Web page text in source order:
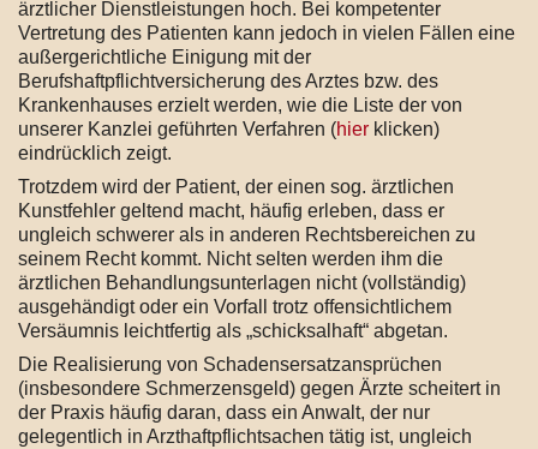
ärztlicher Dienstleistungen hoch. Bei kompetenter
Vertretung des Patienten kann jedoch in vielen Fällen eine
außergerichtliche Einigung mit der
Berufshaftpflichtversicherung des Arztes bzw. des
Krankenhauses erzielt werden, wie die Liste der von
unserer Kanzlei geführten Verfahren (hier klicken)
eindrücklich zeigt.
Trotzdem wird der Patient, der einen sog. ärztlichen
Kunstfehler geltend macht, häufig erleben, dass er
ungleich schwerer als in anderen Rechtsbereichen zu
seinem Recht kommt. Nicht selten werden ihm die
ärztlichen Behandlungsunterlagen nicht (vollständig)
ausgehändigt oder ein Vorfall trotz offensichtlichem
Versäumnis leichtfertig als „schicksalhaft“ abgetan.
Die Realisierung von Schadensersatzansprüchen
(insbesondere Schmerzensgeld) gegen Ärzte scheitert in
der Praxis häufig daran, dass ein Anwalt, der nur
gelegentlich in Arzthaftpflichtsachen tätig ist, ungleich